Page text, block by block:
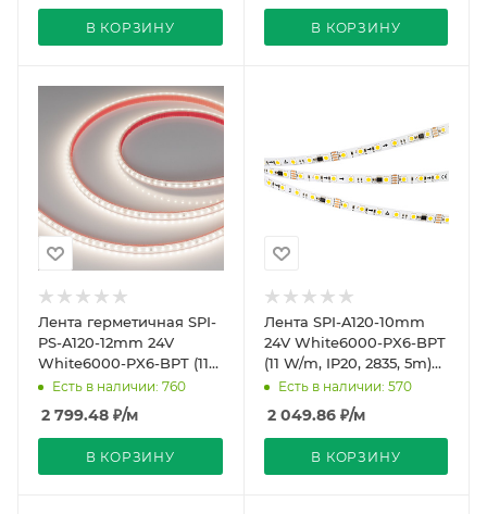
В КОРЗИНУ В КОРЗИНУ
Лента герметичная SPI-
PS-A120-12mm 24V
White6000-PX6-BPT (11
W/m, IP67, 2835, 5m)
(Arlight, бегущий
Есть в наличии: 760
2 799.48 ₽/м
В КОРЗИНУ
Лента SPI-A120-10mm
24V White6000-PX6-BPT
(11 W/m, IP20, 2835, 5m)
(Arlight, бегущий огонь)
Есть в наличии: 570
2 049.86₽/м
В КОРЗИНУ